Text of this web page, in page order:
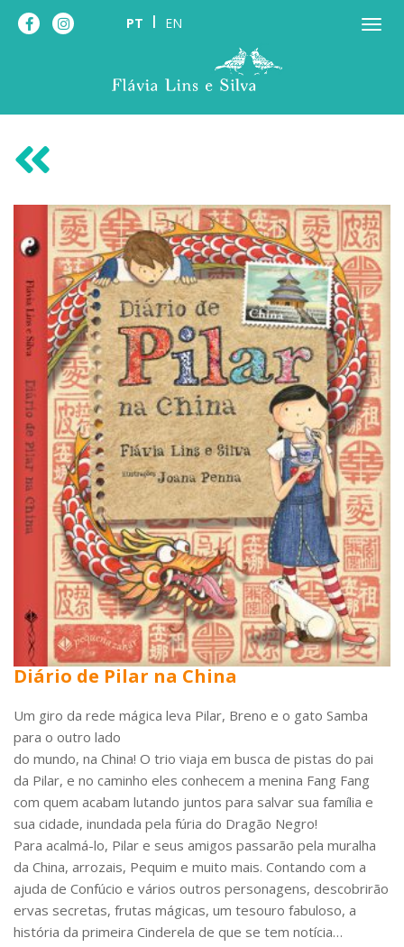
PT EN
Diário de Pilar na China
Um giro da rede mágica leva Pilar, Breno e o gato Samba
para o outro lado
do mundo, na China! O trio viaja em busca de pistas do pai
da Pilar, e no caminho eles conhecem a menina Fang Fang
com quem acabam lutando juntos para salvar sua família e
sua cidade, inundada pela fúria do Dragão Negro!
Para acalmá-lo, Pilar e seus amigos passarão pela muralha
da China, arrozais, Pequim e muito mais. Contando com a
ajuda de Confúcio e vários outros personagens, descobrirão
ervas secretas, frutas mágicas, um tesouro fabuloso, a
história da primeira Cinderela de que se tem notícia…